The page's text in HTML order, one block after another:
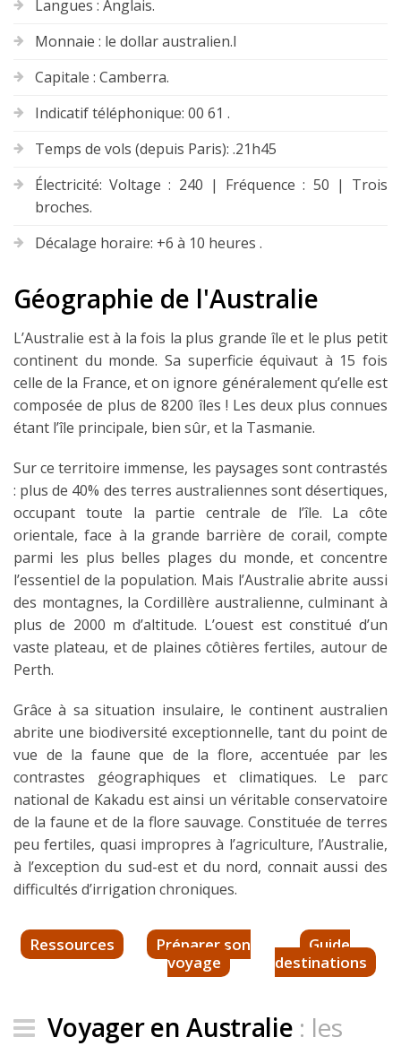
Langues : Anglais.
Monnaie : le dollar australien.l
Capitale : Camberra.
Indicatif téléphonique: 00 61 .
Temps de vols (depuis Paris): .21h45
Électricité: Voltage : 240 | Fréquence : 50 | Trois
broches.
Décalage horaire: +6 à 10 heures .
Géographie de l'Australie
L’Australie est à la fois la plus grande île et le plus petit
continent du monde. Sa superficie équivaut à 15 fois
celle de la France, et on ignore généralement qu’elle est
composée de plus de 8200 îles ! Les deux plus connues
étant l’île principale, bien sûr, et la Tasmanie.
Sur ce territoire immense, les paysages sont contrastés
: plus de 40% des terres australiennes sont désertiques,
occupant toute la partie centrale de l’île. La côte
orientale, face à la grande barrière de corail, compte
parmi les plus belles plages du monde, et concentre
l’essentiel de la population. Mais l’Australie abrite aussi
des montagnes, la Cordillère australienne, culminant à
plus de 2000 m d’altitude. L’ouest est constitué d’un
vaste plateau, et de plaines côtières fertiles, autour de
Perth.
Grâce à sa situation insulaire, le continent australien
abrite une biodiversité exceptionnelle, tant du point de
vue de la faune que de la flore, accentuée par les
contrastes géographiques et climatiques. Le parc
national de Kakadu est ainsi un véritable conservatoire
de la faune et de la flore sauvage. Constituée de terres
peu fertiles, quasi impropres à l’agriculture, l’Australie,
à l’exception du sud-est et du nord, connait aussi des
difficultés d’irrigation chroniques.
Ressources
Préparer son
voyage
Guide
destinations
Voyager en Australie : les